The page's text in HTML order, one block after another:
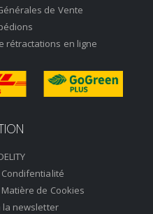
de Vente
rétractations en ligne
de Cookies
la newsletter